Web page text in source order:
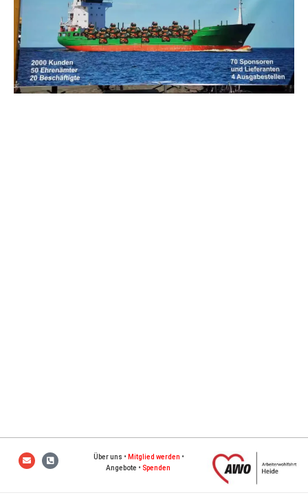
Über uns • Mitglied werden •
Angebote •Spenden